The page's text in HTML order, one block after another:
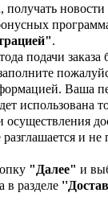
получать
.
подачи заказа
Ваша
использована
осуществления
и не
"Далее" и
в разделе